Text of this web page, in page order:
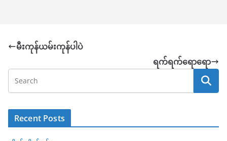
မီးကုန်ယမ်းကုန်ပါပဲ
ရက်ရက်ရောရော
Recent Posts